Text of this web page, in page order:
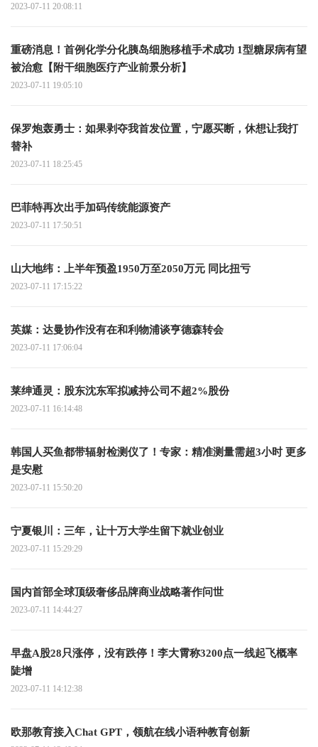
2023-07-11 20:08:11
重磅消息！首例化学分化胰岛细胞移植手术成功 1型糖尿病有望
被治愈【附干细胞医疗产业前景分析】
2023-07-11 19:05:10
保罗炮轰勇士：如果剥夺我首发位置，宁愿买断，休想让我打
替补
2023-07-11 18:25:45
巴菲特再次出手加码传统能源资产
2023-07-11 17:50:51
山大地纬：上半年预盈1950万至2050万元 同比扭亏
2023-07-11 17:15:22
英媒：达曼协作没有在和利物浦谈亨德森转会
2023-07-11 17:06:04
莱绅通灵：股东沈东军拟减持公司不超2%股份
2023-07-11 16:14:48
韩国人买鱼都带辐射检测仪了！专家：精准测量需超3小时 更多
是安慰
2023-07-11 15:50:20
宁夏银川：三年，让十万大学生留下就业创业
2023-07-11 15:29:29
国内首部全球顶级奢侈品牌商业战略著作问世
2023-07-11 14:44:27
早盘A股28只涨停，没有跌停！李大霄称3200点一线起飞概率
陡增
2023-07-11 14:12:38
欧那教育接入Chat GPT，领航在线小语种教育创新